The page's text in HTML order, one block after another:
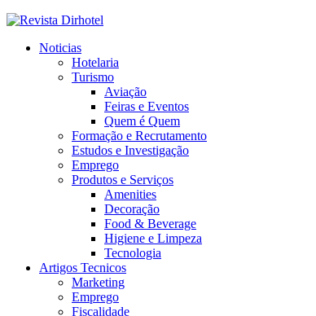
Noticias
Hotelaria
Turismo
Aviação
Feiras e Eventos
Quem é Quem
Formação e Recrutamento
Estudos e Investigação
Emprego
Produtos e Serviços
Amenities
Decoração
Food & Beverage
Higiene e Limpeza
Tecnologia
Artigos Tecnicos
Marketing
Emprego
Fiscalidade